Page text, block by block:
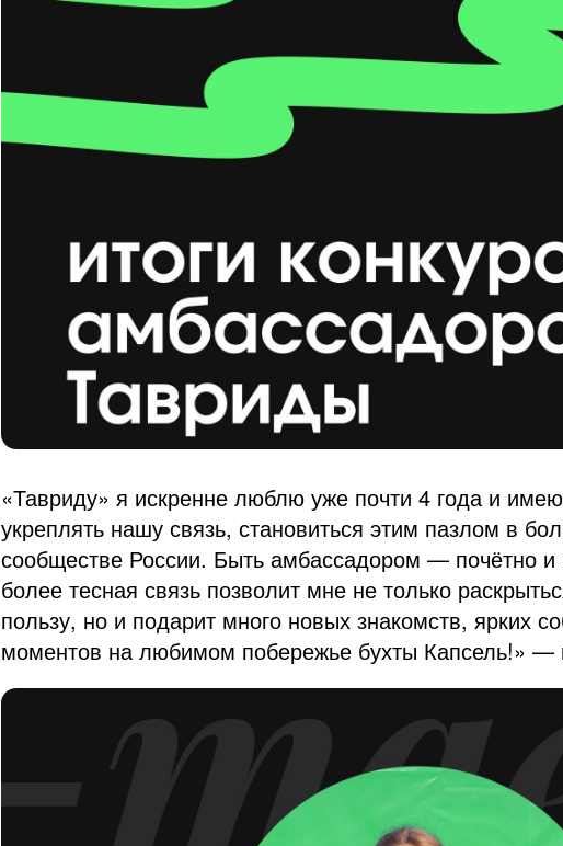
«Тавриду» я искренне люблю уже почти 4 года и
укреплять нашу связь, становиться этим пазлом в
сообществе России. Быть амбассадором — почётно и
более тесная связь позволит мне не только
пользу, но и подарит много новых знакомств, ярких
моментов на любимом побережье бухты Капсель!»